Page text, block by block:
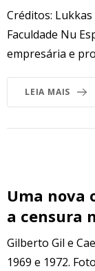
Créditos:
Faculdade Nu
empresária e
LEIA MAIS
Uma nova
a censura
Gilberto Gil e
1969 e 1972.